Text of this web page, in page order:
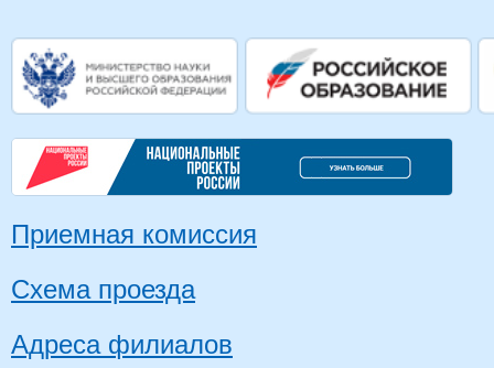
Приемная комиссия
Схема проезда
Адреса филиалов